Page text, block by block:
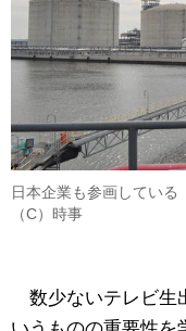
日本企業も参画してい
（C）時事
数少ないテレビ生